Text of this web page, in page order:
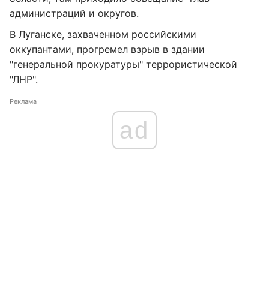
администраций и округов.
В Луганске, захваченном российскими
оккупантами, прогремел взрыв в здании
"генеральной прокуратуры" террористической
"ЛНР".
Реклама
ad